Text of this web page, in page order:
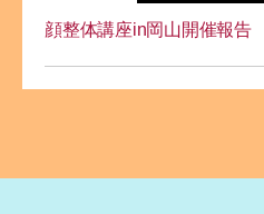
顔整体講座in岡山開催報告